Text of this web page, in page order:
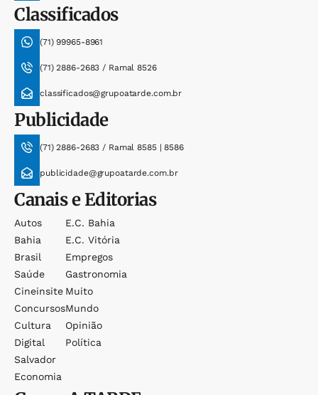
Classificados
(71) 99965-8961
(71) 2886-2683 / Ramal 8526
classificados@grupoatarde.com.br
Publicidade
(71) 2886-2683 / Ramal 8585 | 8586
publicidade@grupoatarde.com.br
Canais e Editorias
Autos
Bahia
Brasil
Saúde
Cineinsite
Concursos
Cultura
Digital
Salvador
Economia
E.c. Bahia
E.c. Vitória
Empregos
Gastronomia
Muito
Mundo
Opinião
Política